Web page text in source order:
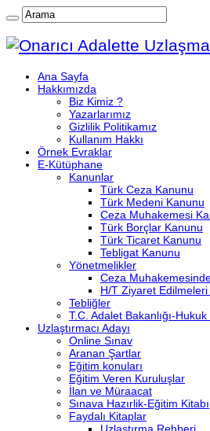
Ana Sayfa
Hakkımızda
Biz Kimiz ?
Yazarlarımız
Gizlilik Politikamız
Kullanım Hakkı
Örnek Evraklar
E-Kütüphane
Kanunlar
Türk Ceza Kanunu
Türk Medeni Kanunu
Ceza Muhakemesi
Türk Borçlar Kanunu
Türk Ticaret Kanunu
Tebligat Kanunu
Yönetmelikler
Ceza
H/T Ziyaret
Tebliğler
T.C. Adalet Bakanlığı-
Uzlaştırmacı Adayı
Online Sınav
Aranan Şartlar
Eğitim konuları
Eğitim Veren Kuruluşlar
İlan ve Müraacat
Sınava Hazırlik-Eğitim Kitabı
Faydalı Kitaplar